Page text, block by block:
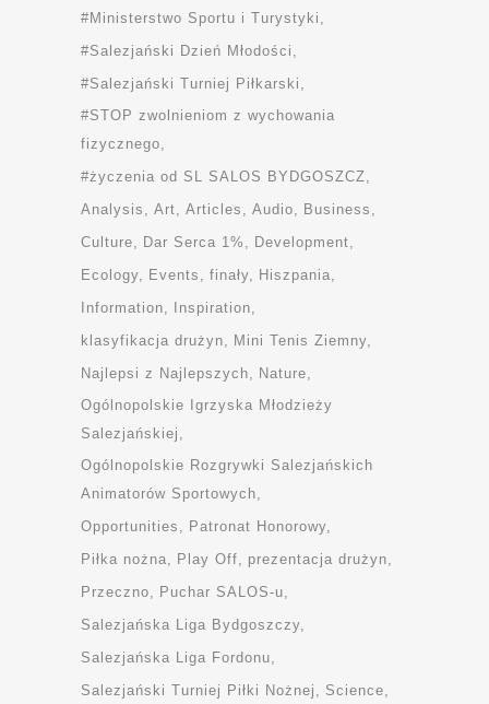
#Ministerstwo Sportu i Turystyki
#Salezjański Dzień Młodości
#Salezjański Turniej Piłkarski
#STOP zwolnieniom z wychowania
fizycznego
#życzenia od SL SALOS BYDGOSZCZ
Analysis
Art Articles Audio
Business
Culture
Dar Serca 1%
Development
Ecology
Events finały
Hiszpania
Information
Inspiration
klasyfikacja drużyn
Mini Tenis Ziemny
Najlepsi z Najlepszych
Nature
Ogólnopolskie Igrzyska Młodzieży
Salezjańskiej
Ogólnopolskie Rozgrywki Salezjańskich
Animatorów Sportowych
Opportunities
Patronat Honorowy
Piłka nożna
Play Off
prezentacja drużyn
Przeczno
Puchar SALOS-u
Salezjańska Liga Bydgoszczy
Salezjańska Liga Fordonu
Salezjański Turniej Piłki Nożnej
Science